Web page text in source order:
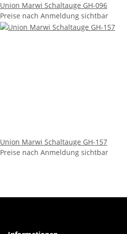
Union Marwi Schaltauge GH-096
Preise nach Anmeldung sichtbar
Union Marwi Schaltauge GH-157
Preise nach Anmeldung sichtbar